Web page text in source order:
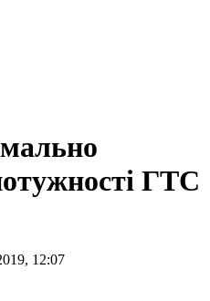
ГТС
12:07